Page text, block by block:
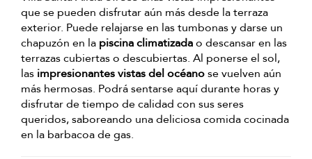
que se pueden disfrutar aún más desde la terraza
exterior. Puede relajarse en las tumbonas y darse un
chapuzón en la piscina climatizadao descansar en las
terrazas cubiertas o descubiertas. Al ponerse el sol,
las impresionantes vistas del océanose vuelven aún
más hermosas. Podrá sentarse aquí durante horas y
disfrutar de tiempo de calidad con sus seres
queridos, saboreando una deliciosa comida cocinada
en la barbacoa de gas.